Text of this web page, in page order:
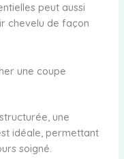
peut aussi
chevelu de façon
une coupe
une
idéale, permettant
soigné.